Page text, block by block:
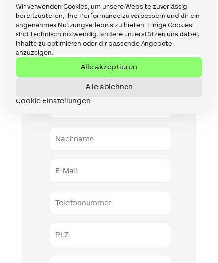
Wir verwenden Cookies, um unsere Website zuverlässig
bereitzustellen, ihre Performance zu verbessern und dir ein
angenehmes Nutzungserlebnis zu bieten. Einige Cookies
sind technisch notwendig, andere unterstützen uns dabei,
Inhalte zu optimieren oder dir passende Angebote
anzuzeigen.
Alle akzeptieren
Alle ablehnen
Cookie Einstellungen
Beratungstermin vereinbaren.
Kostenlose Projektanfrage
Vorname
Mail